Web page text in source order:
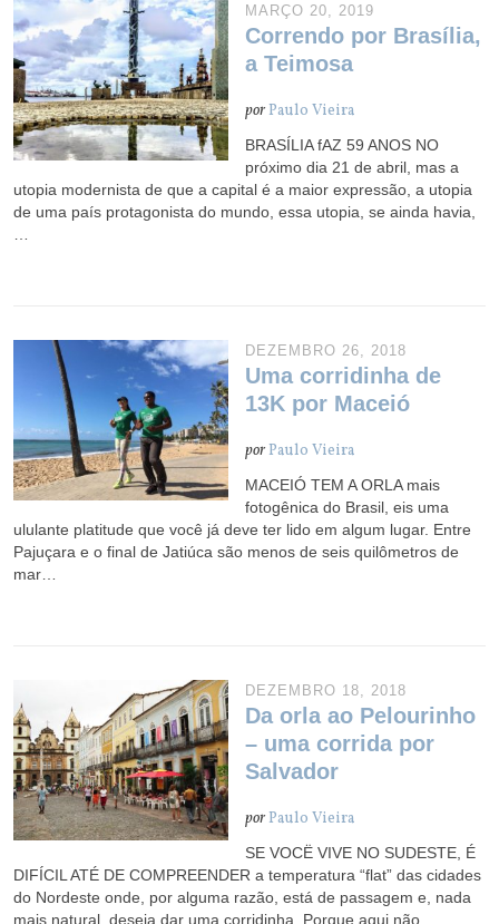
MARÇO 20, 2019
Correndo por Brasília,
a Teimosa
porPaulo Vieira
BRASÍLIA fAZ 59 ANOS NO
próximo dia 21 de abril, mas a
utopia modernista de que a capital é a maior expressão, a utopia
de uma país protagonista do mundo, essa utopia, se ainda havia,
DEZEMBRO 26, 2018
Uma corridinha de
13K por Maceió
porPaulo Vieira
MACEIÓ TEM A ORLA mais
fotogênica do Brasil, eis uma
ululante platitude que você já deve ter lido em algum lugar. Entre
Pajuçara e o final de Jatiúca são menos de seis quilômetros de
mar…
DEZEMBRO 18, 2018
Da orla ao Pelourinho
– uma corrida por
Salvador
porPaulo Vieira
SE VOCË VIVE NO SUDESTE, É
DIFÍCIL ATÉ DE COMPREENDER a temperatura “flat” das cidades
do Nordeste onde, por alguma razão, está de passagem e, nada
mais natural, deseja dar uma corridinha. Porque aqui não…